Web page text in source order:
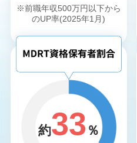
※前職年収500万円以下から
のUP率(2025年1月)
約33 ％